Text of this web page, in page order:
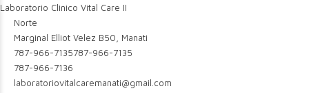
Laboratorio Clinico Vital Care II
Norte
Marginal Elliot Velez B50, Manati
787-966-7135787-966-7135
787-966-7136
laboratoriovitalcaremanati@gmail.com